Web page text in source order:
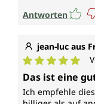
Antworten
jean-luc aus
Das ist eine
Ich empfehle